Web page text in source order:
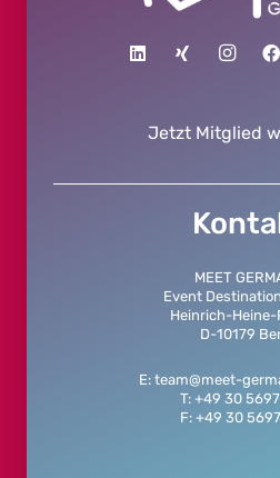
Jetzt Mitglied
MEET
Event
Heinrich-Heine-
D-10179
E: team@meet-
T: +49 30
F: +49 30